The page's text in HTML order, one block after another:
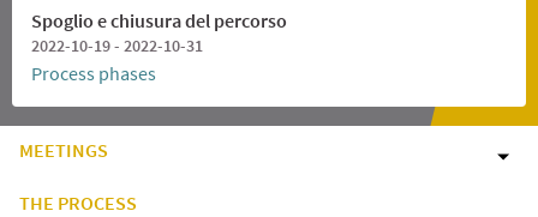
Spoglio e chiusura del percorso
2022-10-19 - 2022-10-31
Process phases
MEETINGS
THE PROCESS